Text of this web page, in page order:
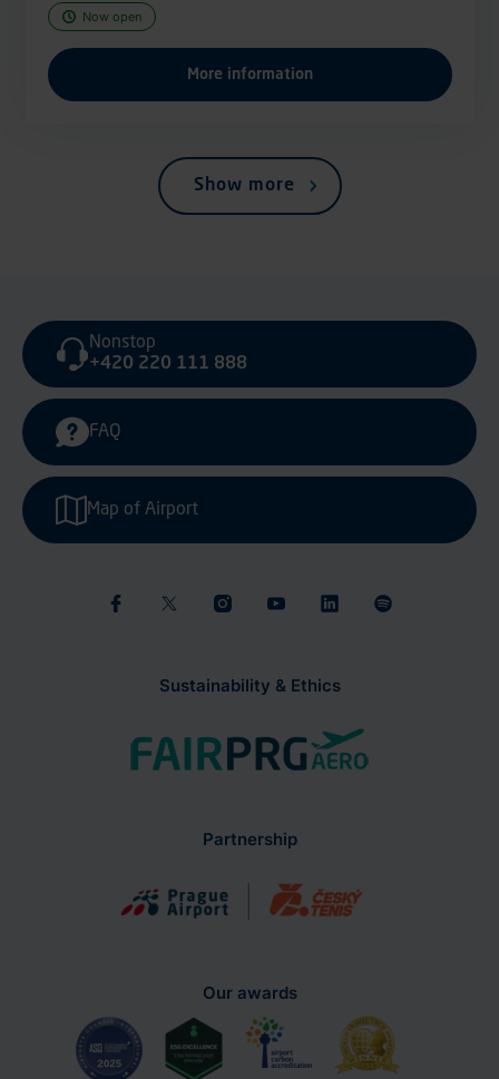
Now open
More information
Show more
Sustainability & Ethics
Nonstop
+420 220 111 888
FAQ
Map of Airport
Partnership
Our awards